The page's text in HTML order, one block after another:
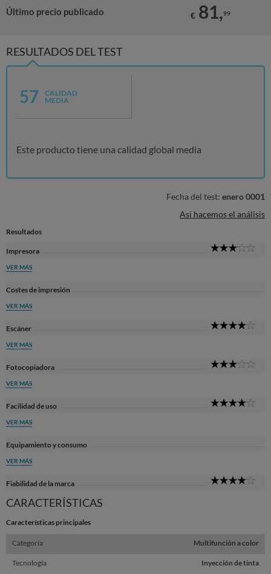
Último precio publicado € 81,99
RESULTADOS DEL TEST
57
CALIDAD
MEDIA
Este producto tiene una calidad global media
Fecha del test: enero 0001
Así hacemos el análisis
Resultados
Impresora
VER MÁS
Costes de impresión
VER MÁS
Escáner
VER MÁS
Fotocopiadora
VER MÁS
Facilidad de uso
VER MÁS
Equipamiento y consumo
VER MÁS
Fiabilidad de la marca
CARACTERÍSTICAS
Características principales
Categoría Multifunción a color
Tecnología Inyección de tinta